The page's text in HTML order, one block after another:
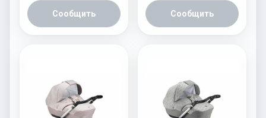
Сообщить Сообщить